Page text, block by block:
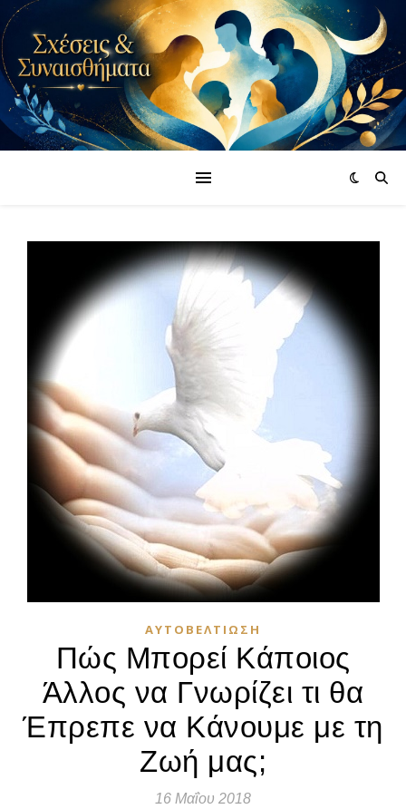
ΑΥΤΟΒΕΛΤΊΩΣΗ
Πώς Μπορεί Κάποιος
Άλλος να Γνωρίζει τι θα
Έπρεπε να Κάνουμε με τη
Ζωή μας;
16 Μαΐου 2018